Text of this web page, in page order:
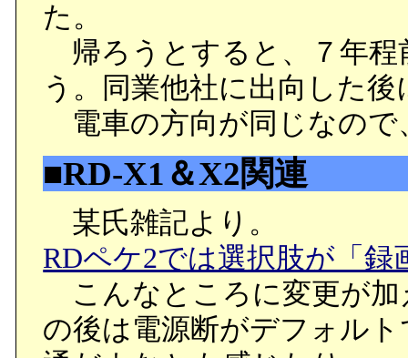
た。
帰ろうとすると、７年程
う。同業他社に出向した
電車の方向が同じなので
■RD-X1＆X2関連
某氏雑記より。
RDペケ2では選択肢が「録
こんなところに変更が加
の後は電源断がデフォル